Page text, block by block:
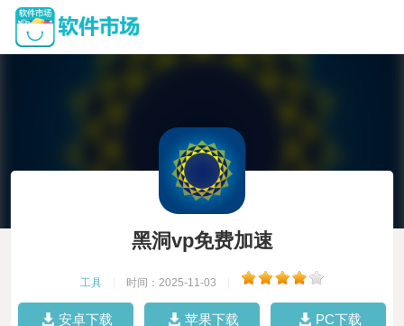
黑洞vp免费加速
工具 时间：2025-11-03
安卓下载 苹果下载 PC下载